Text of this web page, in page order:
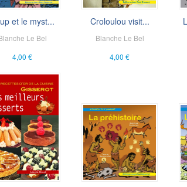
et le myst...
Le Bel
4,00 €
Croloulou visit...
Blanche Le Bel
4,00 €